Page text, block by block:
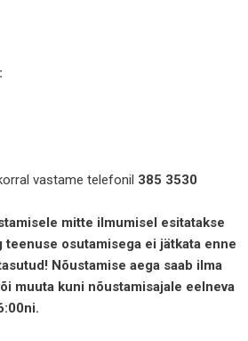
vastame telefonil 385 3530
mitte ilmumisel esitatakse
osutamisega ei jätkata enne
Nõustamise aega saab ilma
muuta kuni nõustamisajale eelneva